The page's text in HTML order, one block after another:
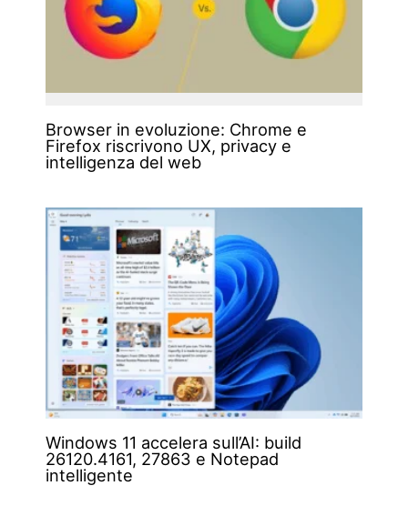
Browser in evoluzione: Chrome e
Firefox riscrivono UX, privacy e
intelligenza del web
Windows 11 accelera sull’AI: build
26120.4161, 27863 e Notepad
intelligente